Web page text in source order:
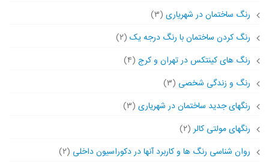
رنگ ساختمان در شهریاری (۳)
رنگ کردن ساختمان با رنگ درجه یک (۲)
رنگ های کینتکس در تهران و کرج (۴)
رنگ و زندگی شخصی (۳)
رنگهای جدید ساختمان در شهریاری (۳)
رنگهای مولتی کالر(۲)
روان شناسی رنگ ها و کاربرد آنها در دکوراسیون داخلی (۲)